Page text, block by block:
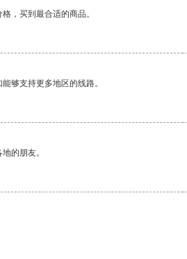
，买到最合适的商品。
够支持更多地区的线路。
的朋友。